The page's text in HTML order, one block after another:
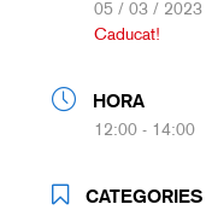
05 / 03 / 2023
Caducat!
HORA
12:00 - 14:00
CATEGORIES